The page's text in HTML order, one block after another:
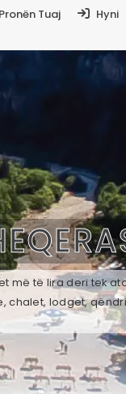
Tuaj Hyni
më të lira deri tek
chalet, lodget,